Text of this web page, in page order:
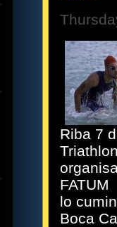
Riba 7
FATUM
lo
Boca